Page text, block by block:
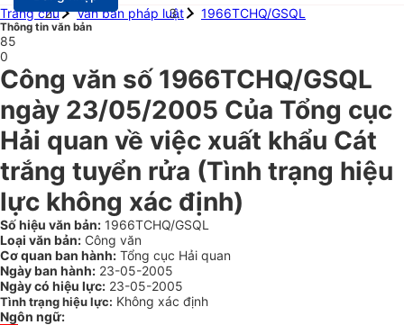
Trang chủ
Văn bản pháp luật 1966TCHQ/GSQL
Thông tin văn bản
85
0
Công văn số 1966TCHQ/GSQL
ngày 23/05/2005 Của Tổng cục
Hải quan về việc xuất khẩu Cát
trắng tuyển rửa (Tình trạng hiệu
lực không xác định)
Số hiệu văn bản: 1966TCHQ/GSQL
Loại văn bản: Công văn
Cơ quan ban hành: Tổng cục Hải quan
Ngày ban hành: 23-05-2005
Ngày có hiệu lực: 23-05-2005
Tình trạng hiệu lực: Không xác định
Ngôn ngữ: